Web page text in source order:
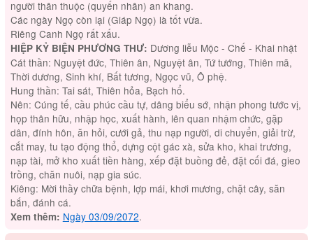
người thân thuộc (quyến nhân) an khang.
Các ngày Ngọ còn lại (Giáp Ngọ) là tốt vừa.
Riêng Canh Ngọ rất xấu.
HIỆP KỶ BIỆN PHƯƠNG THƯ: Dương liễu Mộc - Chế - Khai nhật
Cát thần: Nguyệt đức, Thiên ân, Nguyệt ân, Tứ tướng, Thiên mã,
Thời dương, Sinh khí, Bất tương, Ngọc vũ, Ô phệ.
Hung thần: Tai sát, Thiên hỏa, Bạch hổ.
Nên: Cúng tế, cầu phúc cầu tự, dâng biểu sớ, nhận phong tước vị,
họp thân hữu, nhập học, xuất hành, lên quan nhậm chức, gặp
dân, đính hôn, ăn hỏi, cưới gả, thu nạp người, di chuyển, giải trừ,
cắt may, tu tạo động thổ, dựng cột gác xà, sửa kho, khai trương,
nạp tài, mở kho xuất tiền hàng, xếp đặt buồng đẻ, đặt cối đá, gieo
trồng, chăn nuôi, nạp gia súc.
Kiêng: Mời thầy chữa bệnh, lợp mái, khơi mương, chặt cây, săn
bắn, đánh cá.
Xem thêm: Ngày 03/09/2072.